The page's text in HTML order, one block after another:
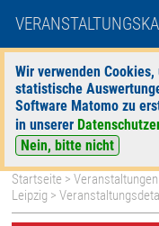
Wir verwenden
statistische
Software Matomo zu
in unserer
Nein, bitte nicht
Startseite >Veranstaltungen
Leipzig >